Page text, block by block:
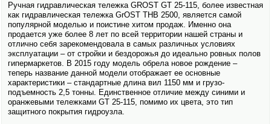
Ручная гидравлическая тележка GROST GT 25-115, более известная
как гидравлическая тележка GrOST THB 2500, является самой
популярной моделью и поистине хитом продаж. Именно она
продается уже более 8 лет по всей территории нашей страны и
отлично себя зарекомендовала в самых различных условиях
эксплуатации – от стройки и бездорожья до идеально ровных полов
гипермаркетов. В 2015 году модель обрела новое рождение –
теперь название данной модели отображает ее основные
характеристики – стандартные длина вил 1150 мм и грузо­
подъемность 2,5 тонны. Единственное отличие между синими и
оранжевыми тележками GT 25-115, помимо их цвета, это тип
защитного покрытия гидроузла.